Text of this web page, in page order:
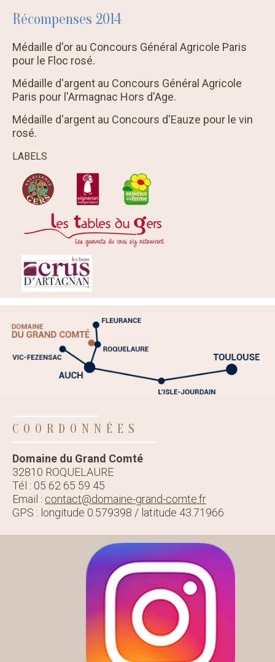
Récompenses 2014
Médaille d'or au Concours Général Agricole Paris
pour le Floc rosé.
Médaille d'argent au Concours Général Agricole
Paris pour l'Armagnac Hors d'Age.
Médaille d'argent au Concours d'Eauze pour le vin
rosé.
LABELS
COORDONNÉES
Domaine du Grand Comté
32810 ROQUELAURE
Tél : 05 62 65 59 45
Email : contact@domaine-grand-comte.fr
GPS : longitude 0.579398 / latitude 43.71966